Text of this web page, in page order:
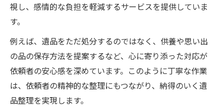
視し、感情的な負担を軽減するサービスを提供していま
す。
例えば、遺品をただ処分するのではなく、供養や思い出
の品の保存方法を提案するなど、心に寄り添った対応が
依頼者の安心感を深めています。このように丁寧な作業
は、依頼者の精神的な整理にもつながり、納得のいく遺
品整理を実現します。